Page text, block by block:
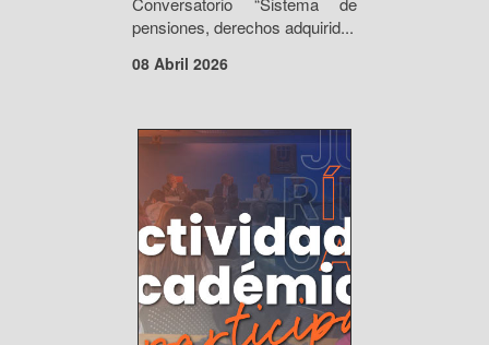
pensiones, derechos adquirid...
08 Abril 2026